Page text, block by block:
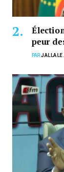
peur
PAR